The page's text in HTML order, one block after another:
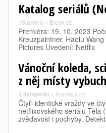
Katalog seriálů
15.února » Blesk.cz
Premiéra: 19. 10. 2023
Kreuzpaintner, Haolu
Pictures Uvedení: Netflix
Vánoční koleda,
z něj místy
2.listopadu » Kinobox.cz
Čtyři identické vraždy ve
netflixovského seriálu Těla
zvědavost i pochyby.